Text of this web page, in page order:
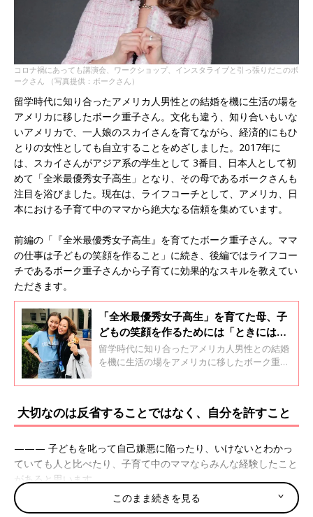
コロナ禍にあっても講演会、ワークショップ、インスタライブと引っ張りだこのボ
ークさん （写真提供：ボークさん）
留学時代に知り合ったアメリカ人男性との結婚を機に生活の場を
アメリカに移したボーク重子さん。文化も違う、知り合いもいな
いアメリカで、一人娘のスカイさんを育てながら、経済的にもひ
とりの女性としても自立することをめざしました。2017年に
は、スカイさんがアジア系の学生として 3番目、日本人として初
めて「全米最優秀女子高生」となり、その母であるボークさんも
注目を浴びました。現在は、ライフコーチとして、アメリカ、日
本における子育て中のママから絶大なる信頼を集めています。
前編の「『全米最優秀女子高生』を育てたボーク重子さん。ママ
の仕事は子どもの笑顔を作ること」に続き、後編ではライフコー
チであるボーク重子さんから子育てに効果的なスキルを教えてい
ただきます。
「全米最優秀女子高生」を育てた母、子
どもの笑顔を作るためには「ときには手
抜き」も必要
留学時代に知り合ったアメリカ人男性との結婚
を機に生活の場をアメリカに移したボーク重子
で、一人娘のスカイさんを育てながら、経済的
しました。2017年には、スカイさんがアジア系
の学生として3番目、日本人では初めて「全米
最優秀女子高生」となり、その母であるボーク
さんも注目を浴びました。
大切なのは反省することではなく、自分を許すこと
——— 子どもを叱って自己嫌悪に陥ったり、いけないとわかっ
ていても人と比べたり、子育て中のママならみんな経験したこと
があると思います。
ボークさん（以下敬称略） 私も苦い経験がありますよ。娘がま
このまま続きを見る